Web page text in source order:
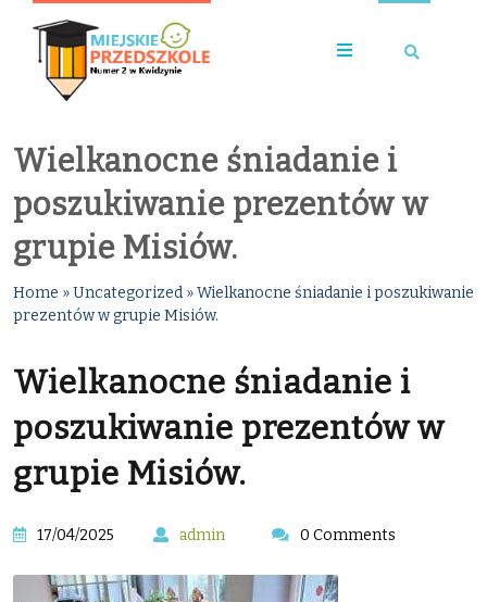
Wielkanocne śniadanie i
poszukiwanie prezentów w
grupie Misiów.
Home »Uncategorized »Wielkanocne śniadanie i poszukiwanie
prezentów w grupie Misiów.
Wielkanocne śniadanie i
poszukiwanie prezentów w
grupie Misiów.
17/04/2025 admin 0 Comments